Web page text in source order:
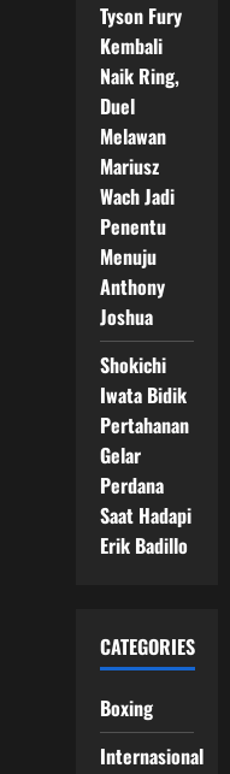
Tyson Fury
Kembali
Naik Ring,
Duel
Melawan
Mariusz
Wach Jadi
Penentu
Menuju
Anthony
Joshua
Shokichi
Iwata Bidik
Pertahanan
Gelar
Perdana
Saat Hadapi
Erik Badillo
CATEGORIES
Boxing
Internasional